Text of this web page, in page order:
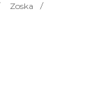
Zoska